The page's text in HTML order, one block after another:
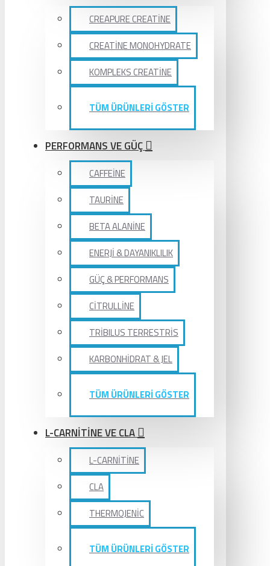
CREAPURE CREATİNE
CREATİNE MONOHYDRATE
KOMPLEKS CREATİNE
TÜM ÜRÜNLERİ GÖSTER
PERFORMANS VE GÜÇ
CAFFEİNE
TAURİNE
BETA ALANİNE
ENERJİ & DAYANIKLILIK
GÜÇ & PERFORMANS
CİTRULLİNE
TRİBILUS TERRESTRİS
KARBONHİDRAT & JEL
TÜM ÜRÜNLERİ GÖSTER
L-CARNİTİNE VE CLA
L-CARNİTİNE
CLA
THERMOJENİC
TÜM ÜRÜNLERİ GÖSTER